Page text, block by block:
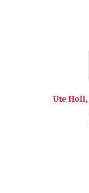
Ute Holl,